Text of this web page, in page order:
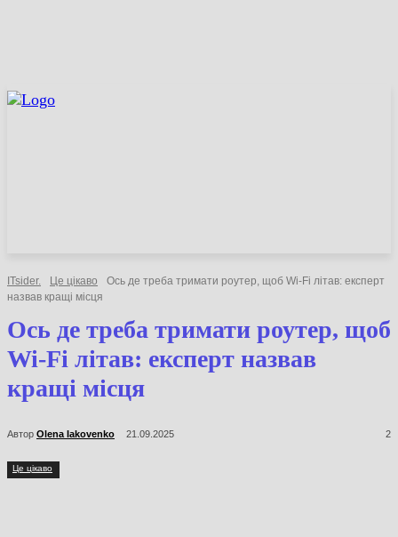
ITsider. Це цікаво
Ось де треба тримати роутер, щоб Wi-Fi літав:
експерт назвав кращі місця
Ось де треба тримати роутер,
щоб Wi-Fi літав: експерт
назвав кращі місця
Автор Olena Iakovenko 21.09.2025 2
Це цікаво